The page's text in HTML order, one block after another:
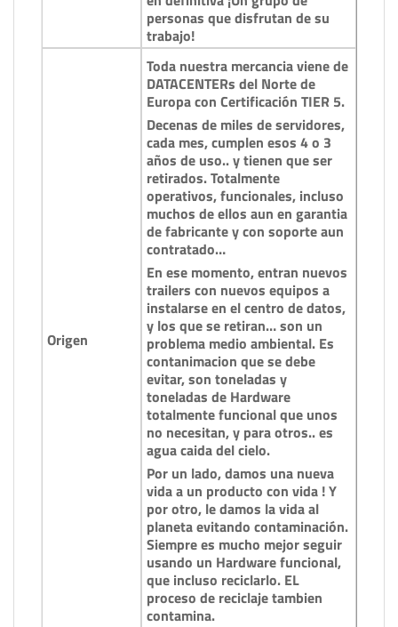
personas que disfrutan de su
trabajo!
Origen
Toda nuestra mercancia viene de
DATACENTERs del Norte de
Europa con Certificación TIER 5.
Decenas de miles de servidores,
cada mes, cumplen esos 4 o 3
años de uso.. y tienen que ser
retirados. Totalmente
operativos, funcionales, incluso
muchos de ellos aun en garantia
de fabricante y con soporte aun
contratado…
En ese momento, entran nuevos
trailers con nuevos equipos a
instalarse en el centro de datos,
y los que se retiran… son un
problema medio ambiental. Es
contanimacion que se debe
evitar, son toneladas y
toneladas de Hardware
totalmente funcional que unos
no necesitan, y para otros.. es
agua caida del cielo.
Por un lado, damos una nueva
vida a un producto con vida ! Y
por otro, le damos la vida al
planeta evitando contaminación.
Siempre es mucho mejor seguir
usando un Hardware funcional,
que incluso reciclarlo. EL
proceso de reciclaje tambien
contamina.